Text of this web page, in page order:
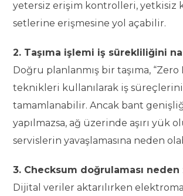
yetersiz erişim kontrolleri, yetkisiz
setlerine erişmesine yol açabilir.
2. Taşıma işlemi iş sürekliliğini
Doğru planlanmış bir taşıma,
teknikleri kullanılarak iş
tamamlanabilir. Ancak bant
yapılmazsa, ağ üzerinde aşırı yük
servislerin yavaşlamasına neden
3. Checksum doğrulaması
Dijital veriler aktarılırken